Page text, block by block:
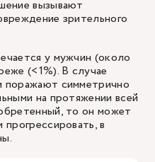
вызывают
зрительного
у мужчин (около
(<1%). В случае
поражают симметрично
на протяжении всей
то он может
в